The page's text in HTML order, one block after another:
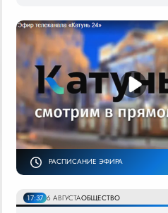
РАСПИСАНИЕ ЭФИРА
17:37 6 АВГУСТАОБЩЕСТВО